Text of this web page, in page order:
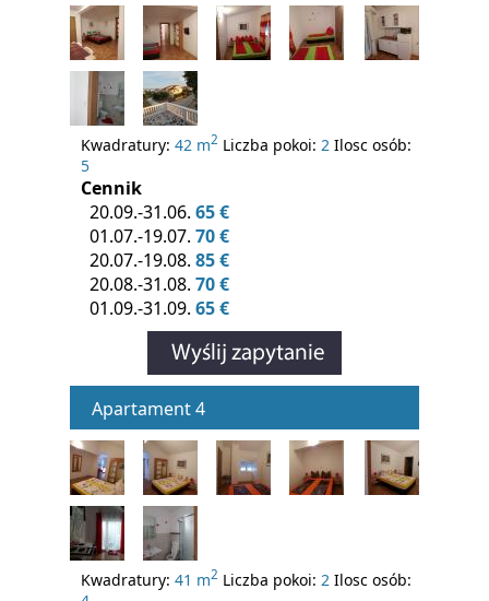
Kwadratury: 42 m2 Liczba pokoi: 2 Ilosc osób:
5
Cennik
20.09.-31.06. 65 €
01.07.-19.07. 70 €
20.07.-19.08. 85 €
20.08.-31.08. 70 €
01.09.-31.09. 65 €
Apartament 4
Kwadratury: 41 m2 Liczba pokoi: 2 Ilosc osób: